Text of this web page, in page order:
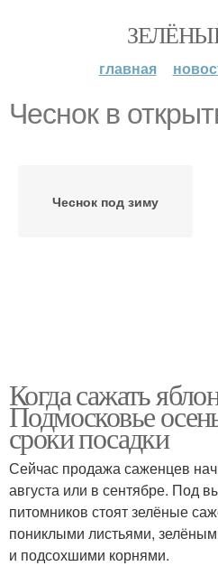
главная
Чеснок в
Чеснок под зиму
Когда сажать
Подмосковье
сроки посадки
Сейчас продажа саженцев
августа или в сентябре. Под
питомников стоят зелёные
пониклыми листьями,
и подсохшими корнями.